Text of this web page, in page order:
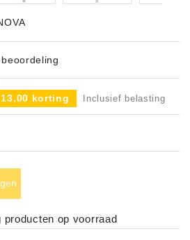
korting Inclusief belasting
producten op voorraad